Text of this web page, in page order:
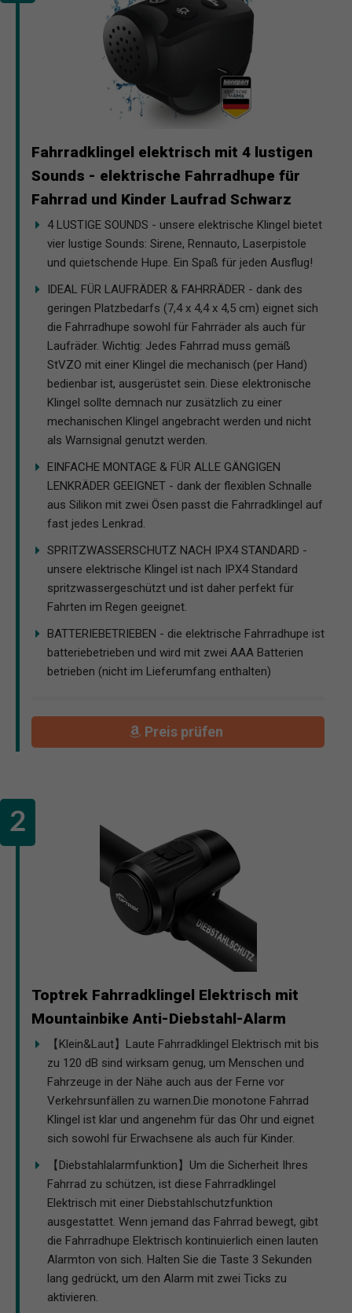
Fahrradklingel elektrisch mit 4 lustigen
Sounds - elektrische Fahrradhupe für
Fahrrad und Kinder Laufrad Schwarz
4 LUSTIGE SOUNDS - unsere elektrische Klingel bietet
vier lustige Sounds: Sirene, Rennauto, Laserpistole
und quietschende Hupe. Ein Spaß für jeden Ausflug!
IDEAL FÜR LAUFRÄDER & FAHRRÄDER - dank des
geringen Platzbedarfs (7,4 x 4,4 x 4,5 cm) eignet sich
die Fahrradhupe sowohl für Fahrräder als auch für
Laufräder. Wichtig: Jedes Fahrrad muss gemäß
StVZO mit einer Klingel die mechanisch (per Hand)
bedienbar ist, ausgerüstet sein. Diese elektronische
Klingel sollte demnach nur zusätzlich zu einer
mechanischen Klingel angebracht werden und nicht
als Warnsignal genutzt werden.
EINFACHE MONTAGE & FÜR ALLE GÄNGIGEN
LENKRÄDER GEEIGNET - dank der flexiblen Schnalle
aus Silikon mit zwei Ösen passt die Fahrradklingel auf
fast jedes Lenkrad.
SPRITZWASSERSCHUTZ NACH IPX4 STANDARD -
unsere elektrische Klingel ist nach IPX4 Standard
spritzwassergeschützt und ist daher perfekt für
Fahrten im Regen geeignet.
BATTERIEBETRIEBEN - die elektrische Fahrradhupe ist
batteriebetrieben und wird mit zwei AAA Batterien
betrieben (nicht im Lieferumfang enthalten)
Preis prüfen
Toptrek Fahrradklingel Elektrisch mit
Mountainbike Anti-Diebstahl-Alarm
【Klein&Laut】Laute Fahrradklingel Elektrisch mit bis
zu 120 dB sind wirksam genug, um Menschen und
Fahrzeuge in der Nähe auch aus der Ferne vor
Verkehrsunfällen zu warnen.Die monotone Fahrrad
Klingel ist klar und angenehm für das Ohr und eignet
sich sowohl für Erwachsene als auch für Kinder.
【Diebstahlalarmfunktion】Um die Sicherheit Ihres
Fahrrad zu schützen, ist diese Fahrradklingel
Elektrisch mit einer Diebstahlschutzfunktion
ausgestattet. Wenn jemand das Fahrrad bewegt, gibt
die Fahrradhupe Elektrisch kontinuierlich einen lauten
Alarmton von sich. Halten Sie die Taste 3 Sekunden
lang gedrückt, um den Alarm mit zwei Ticks zu
aktivieren.